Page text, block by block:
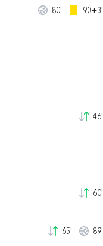
80' 90+3'
46'
60'
65' 89'